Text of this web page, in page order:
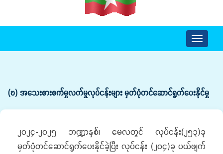
Toggle
(ဎ) အသေးစားစက်မှုလက်မှုလုပ်ငန်းများ မှတ်ပုံတင်ဆောင်ရွက်ပေးနိုင်မှု
၂၀၂၄-၂၀၂၅ ဘဏ္ဍာနှစ်၊ မေလတွင် လုပ်ငန်း(၂၅၃)ခု
မှတ်ပုံတင်ဆောင်ရွက်ပေးနိုင်ခဲ့ပြီး လုပ်ငန်း (၂၀၄)ခု ပယ်ဖျက်